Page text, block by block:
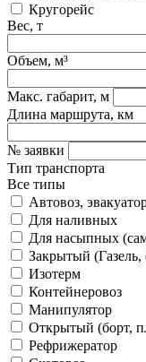
Кругорейс
Вес, т
Объем, м³
Макс. габарит, м
Длина маршрута, км
№ заявки
Тип транспорта
Все типы
Автовоз,
Для наливных
Для насыпных
Закрытый (Газель,
Изотерм
Контейнеровоз
Манипулятор
Открытый (борт,
Рефрижератор